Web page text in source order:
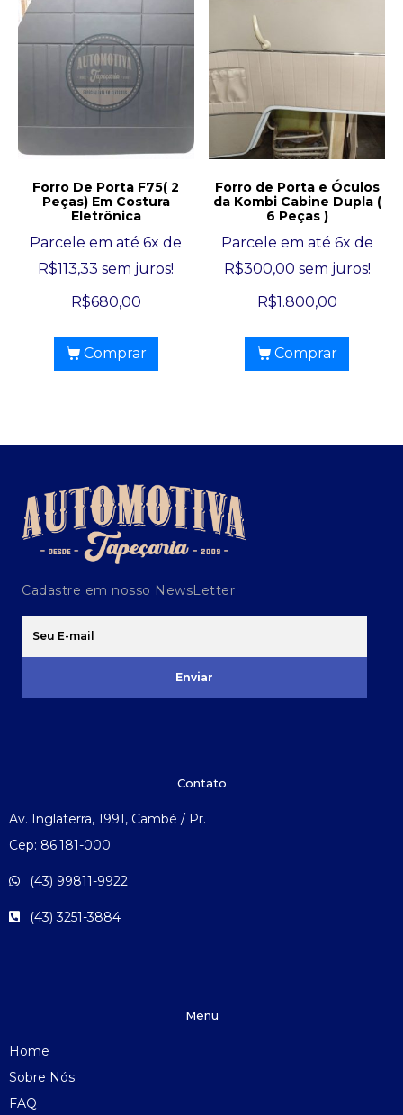
Forro De Porta F75( 2
Peças) Em Costura
Eletrônica
Parcele em até 6x de
R$113,33 sem juros!
R$680,00
Comprar
Forro de Porta e Óculos
da Kombi Cabine Dupla (
6 Peças )
Parcele em até 6x de
R$300,00 sem juros!
R$1.800,00
Comprar
Cadastre em nosso NewsLetter
Enviar
Contato
Av. Inglaterra, 1991, Cambé / Pr.
Cep: 86.181-000
(43) 99811-9922
(43) 3251-3884
Menu
Home
Sobre Nós
FAQ